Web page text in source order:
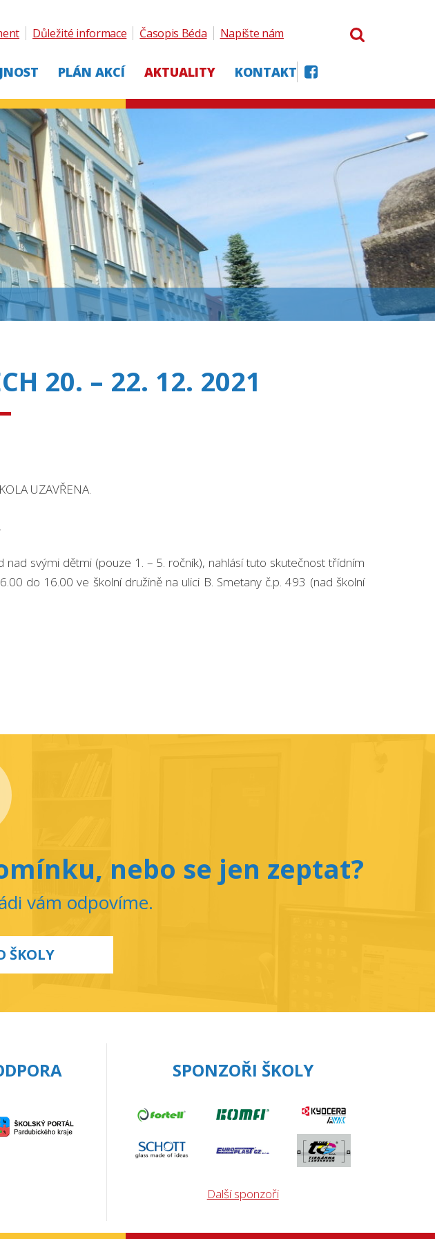
PLÁN AKCÍ AKTUALITY KONTAKT
Důležité informace Časopis Béda Napište nám
20. – 22. 12. 2021
UZAVŘENA.
svými dětmi (pouze 1. – 5. ročník), nahlásí tuto skutečnost třídním
do 16.00 ve školní družině na ulici B. Smetany č.p. 493 (nad školní
nebo se jen zeptat?
vám odpovíme.
ŠKOLY
SPONZOŘI ŠKOLY
Další sponzoři